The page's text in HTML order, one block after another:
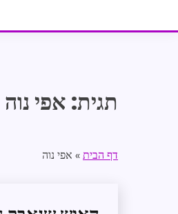
תגית: אפי נוה
דף הבית » אפי נוה